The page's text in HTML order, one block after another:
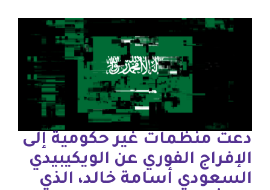
دعت منظمات غير حكومية إلى
الإفراج الفوري عن الويكيبيدي
السعودي أسامة خالد، الذي